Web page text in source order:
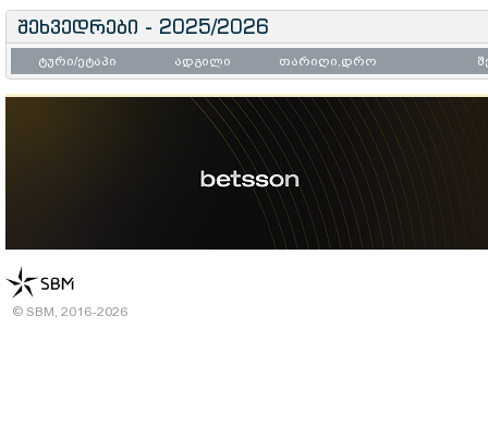
შეხვედრები - 2025/2026
ტური/ეტაპი ადგილი თარიღი,დრო
© SBM, 2016-2026